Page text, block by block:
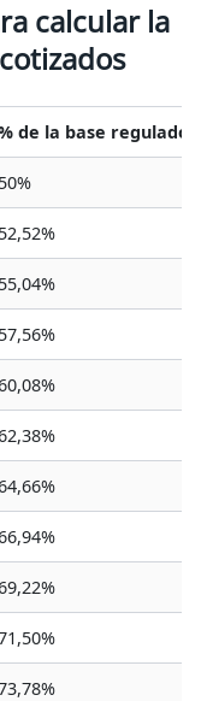
calcular la
de la base
50%
52,52%
55,04%
57,56%